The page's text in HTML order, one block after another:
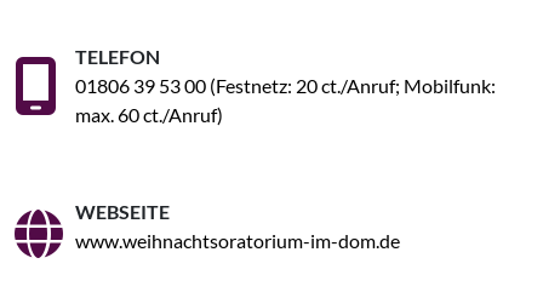
TELEFON
01806 39 53 00 (Festnetz: 20 ct./Anruf; Mobilfunk:
max. 60 ct./Anruf)
WEBSEITE
www.weihnachtsoratorium-im-dom.de